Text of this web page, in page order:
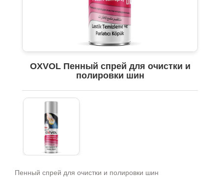
OXVOL Пенный спрей для очистки и
полировки шин
Пенный спрей для очистки и полировки шин